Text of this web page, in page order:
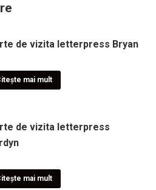
de vizita letterpress Bryan
mai mult
de vizita letterpress
mai mult